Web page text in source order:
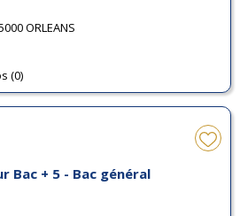
ORLEANS
(0)
Bac + 5 - Bac général